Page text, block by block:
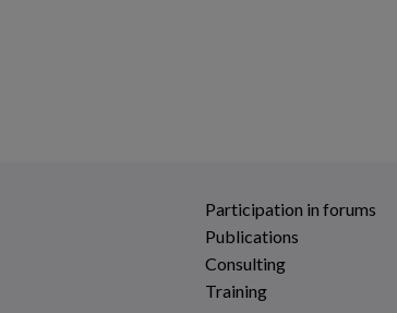
Participation in forums
Publications
Consulting
Training